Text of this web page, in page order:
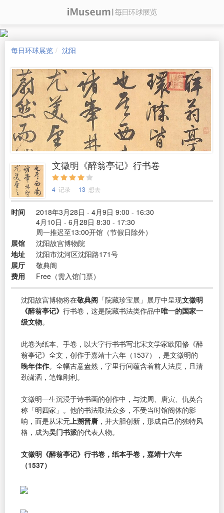
每日环球展览 沈阳
文徵明《醉翁亭记》行书卷
4 记录 13 想去
时间
2018年3月28日 - 4月9日 9:00 - 16:30
4月10日 - 6月28日 8:30 - 17:30
周一推迟至13:00开馆（节假日除外）
展馆
沈阳故宫博物院
地址
沈阳市沈河区沈阳路171号
展厅
敬典阁
费用
Free（需入馆门票）
沈阳故宫博物将在敬典阁 「院藏珍宝展」展厅中呈现文徵明
《醉翁亭记》 行书卷，这是院藏书法类作品中唯一的国家一
级文物。
此卷为纸本、手卷，以大字行书书写北宋文学家欧阳修《醉
翁亭记》全文，创作于嘉靖十六年（1537），是文徵明的
晚年佳作。全幅古意盎然，字里行间蕴含着前人法度，且清
劲潇洒，笔锋刚利。
文徵明一生沉浸于诗书画的创作中，与沈周、唐寅、仇英合
称「明四家」。他的书法取法众多，不受当时馆阁体的影
响，而是从宋元 上溯晋唐 ，并大胆创新，形成自己的独特风
格，成为吴门书派的代表人物。
文徵明《醉翁亭记》行书卷，纸本手卷，嘉靖十六年
（1537）